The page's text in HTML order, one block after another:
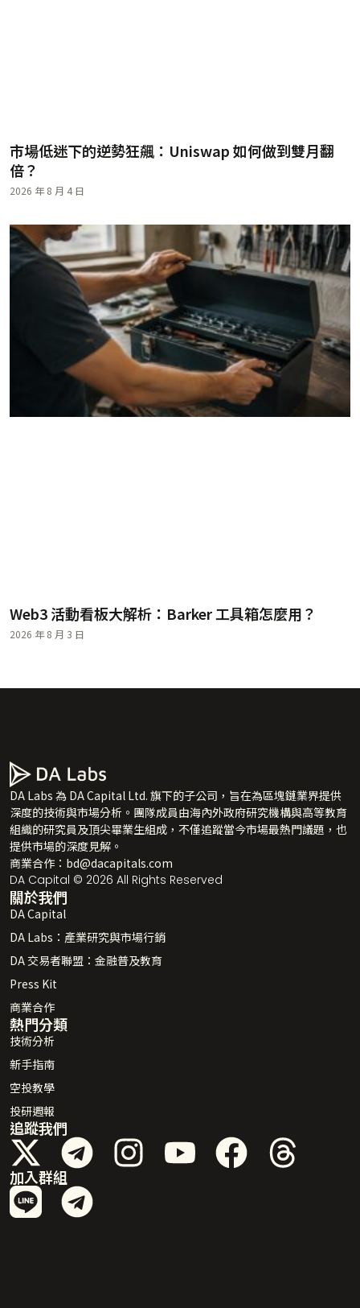
市場低迷下的逆勢狂飆：Uniswap 如何做到雙月翻
倍？
2026 年 8 月 4 日
Web3 活動看板大解析：Barker 工具箱怎麼用？
2026 年 8 月 3 日
DA Labs 為 DA Capital Ltd. 旗下的子公司，旨在為區塊鏈業界提供
深度的技術與市場分析。團隊成員由海內外政府研究機構與高等教育
組織的研究員及頂尖畢業生組成，不僅追蹤當今市場最熱門議題，也
提供市場的深度見解。
商業合作： bd@dacapitals.com
DA Capital © 2026 All Rights Reserved
熱門分類
技術分析
新手指南
空投教學
投研週報
關於我們
DA Capital
DA Labs：產業研究與市場行銷
DA 交易者聯盟：金融普及教育
Press Kit
商業合作
追蹤我們
加入群組